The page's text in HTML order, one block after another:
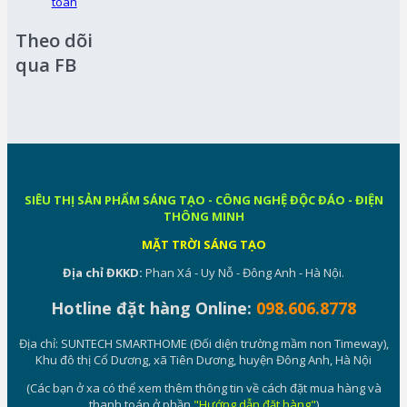
Theo dõi
qua FB
SIÊU THỊ SẢN PHẨM SÁNG TẠO - CÔNG NGHỆ ĐỘC ĐÁO - ĐIỆN
THÔNG MINH
MẶT TRỜI SÁNG TẠO
Địa chỉ ĐKKD: Phan Xá - Uy Nỗ - Đông Anh - Hà Nội.
Hotline đặt hàng Online: 098.606.8778
Địa chỉ: SUNTECH SMARTHOME (Đối diện trường mầm non Timeway),
Khu đô thị Cổ Dương, xã Tiên Dương, huyện Đông Anh, Hà Nội
(Các bạn ở xa có thể xem thêm thông tin về cách đặt mua hàng và